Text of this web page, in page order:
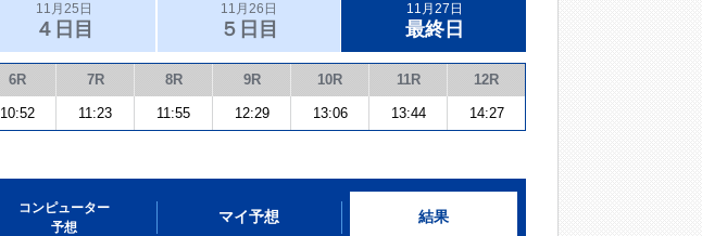
11月25日
４日目
11月26日
５日目
11月27日
最終日
6R 7R 8R 9R 10R 11R 12R
10:52 11:23 11:55 12:29 13:06 13:44 14:27
コンピューター
予想
マイ予想 結果